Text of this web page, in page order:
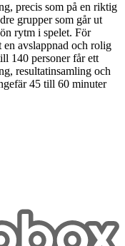
precis som på en riktig
grupper som går ut
rytm i spelet. För
en avslappnad och rolig
140 personer får ett
resultatinsamling och
45 till 60 minuter